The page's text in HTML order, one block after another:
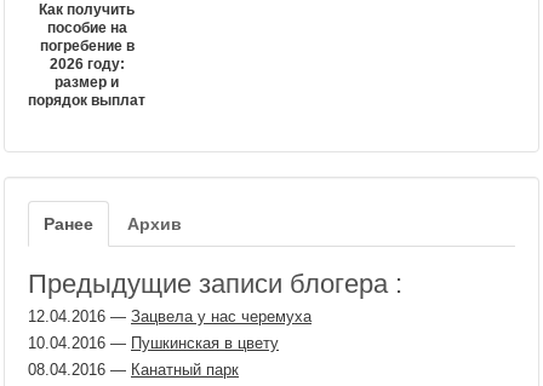
Как получить
пособие на
погребение в
2026 году:
размер и
порядок выплат
Ранее Архив
Предыдущие записи блогера :
12.04.2016 — Зацвела у нас черемуха
10.04.2016 — Пушкинская в цвету
08.04.2016 — Канатный парк